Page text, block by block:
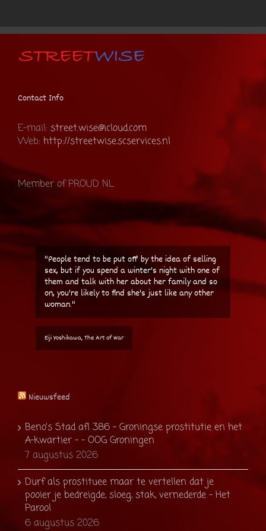
Contact Info
E-mail: street.wise@icloud.com
Web: http://streetwise.scservices.nl
Member of PROUD NL
"People tend to be put off by the idea of selling
sex, but if you spend a winter's night with one of
them and talk with her about her family and so
on, you're likely to find she's just like any other
woman."
Eiji Yoshikawa, The Art of War
Nieuwsfeed
Beno’s Stad afl 386 – Groningse prostitutie en het
A-kwartier – - OOG Groningen
7 augustus 2026
Durf als prostituee maar te vertellen dat je
pooier je bedreigde, sloeg, stak, vernederde - Het
Parool
6 augustus 2026